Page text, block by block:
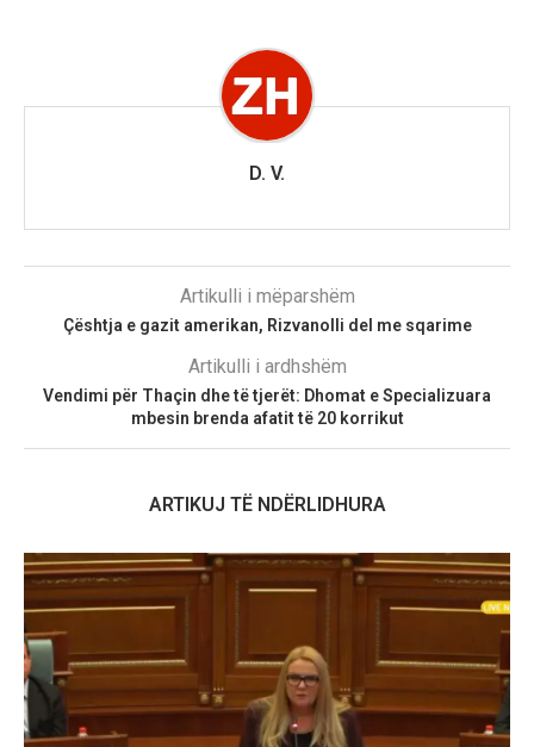
D. V.
Artikulli i mëparshëm
Çështja e gazit amerikan, Rizvanolli del me sqarime
Artikulli i ardhshëm
Vendimi për Thaçin dhe të tjerët: Dhomat e Specializuara
mbesin brenda afatit të 20 korrikut
ARTIKUJ TË NDËRLIDHURA